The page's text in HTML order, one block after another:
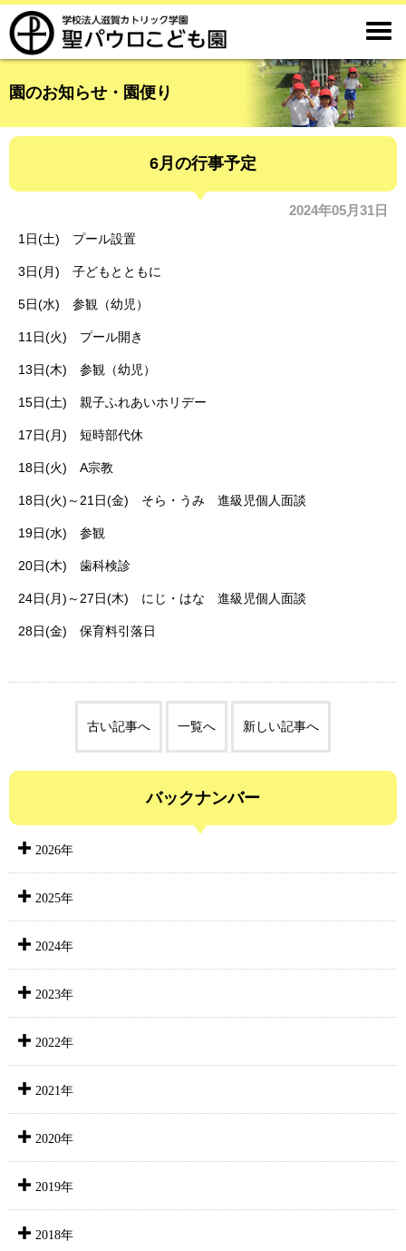

園のお知らせ・園便り
6月の行事予定
2024年05月31日
1日(土) プール設置
3日(月) 子どもとともに
5日(水) 参観（幼児）
11日(火) プール開き
13日(木) 参観（幼児）
15日(土) 親子ふれあいホリデー
17日(月) 短時部代休
18日(火) A宗教
18日(火)～21日(金) そら・うみ 進級児個人面談
19日(水) 参観
20日(木) 歯科検診
24日(月)～27日(木) にじ・はな 進級児個人面談
28日(金) 保育料引落日
古い記事へ 一覧へ 新しい記事へ
バックナンバー
2026年
2025年
2024年
2023年
2022年
2021年
2020年
2019年
2018年